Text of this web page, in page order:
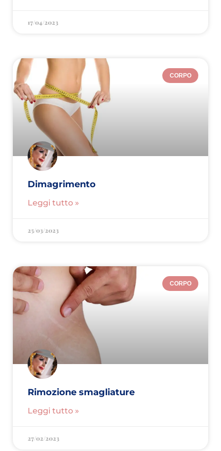
17/04/2023
CORPO
Dimagrimento
Leggi tutto »
25/03/2023
CORPO
Rimozione smagliature
Leggi tutto »
27/02/2023